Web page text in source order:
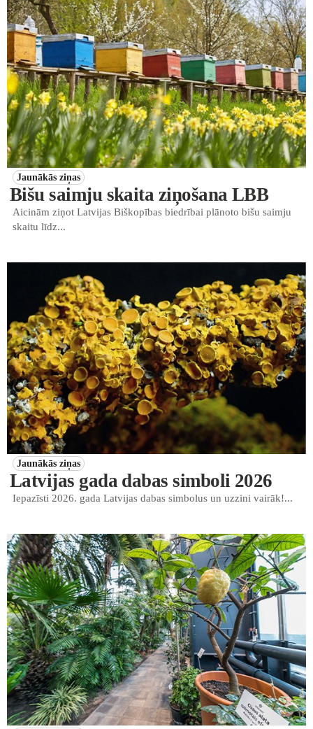
Jaunākās ziņas
Bišu saimju skaita ziņošana LBB
Aicinām ziņot Latvijas Biškopības biedrībai plānoto bišu saimju
skaitu līdz...
Jaunākās ziņas
Latvijas gada dabas simboli 2026
Iepazīsti 2026. gada Latvijas dabas simbolus un uzzini vairāk!...